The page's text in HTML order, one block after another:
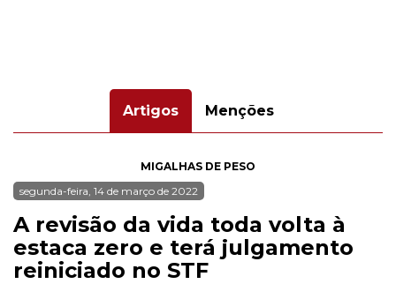
Artigos Menções
MIGALHAS DE PESO
segunda-feira, 14 de março de 2022
A revisão da vida toda volta à
estaca zero e terá julgamento
reiniciado no STF